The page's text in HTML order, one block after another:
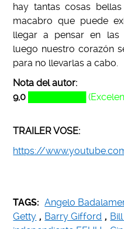
hay tantas cosas
macabro que puede
llegar a pensar en las
luego nuestro corazón
para no llevarlas a cabo.
Nota del autor:
9,0 █████████
TRAILER VOSE:
https://
TAGS: Angelo
Getty , Barry Gifford ,